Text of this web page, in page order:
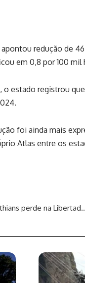
redução de
em 0,8 por 100 mil
estado registrou
foi ainda mais
Atlas entre os
Fluminense avança e